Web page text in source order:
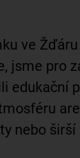
ve
jsme pro
edukační
nebo